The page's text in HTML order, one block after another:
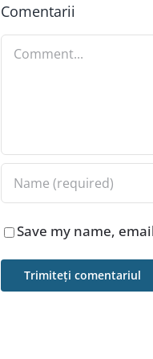
Comentarii
Comment
Save my name,